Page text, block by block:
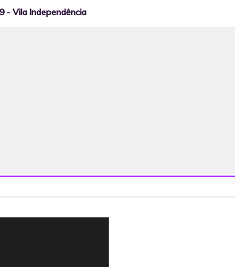
- Vila Independência